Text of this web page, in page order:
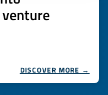
DISCOVER MORE →